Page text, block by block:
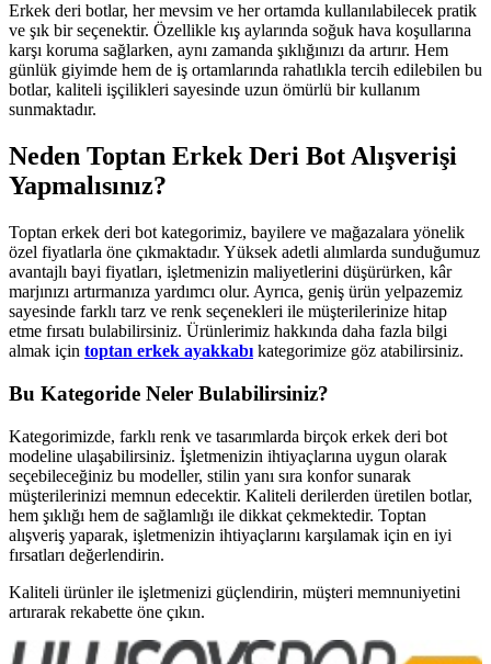
Erkek deri botlar, her mevsim ve her ortamda kullanılabilecek pratik
ve şık bir seçenektir. Özellikle kış aylarında soğuk hava koşullarına
karşı koruma sağlarken, aynı zamanda şıklığınızı da artırır. Hem
günlük giyimde hem de iş ortamlarında rahatlıkla tercih edilebilen bu
botlar, kaliteli işçilikleri sayesinde uzun ömürlü bir kullanım
sunmaktadır.
Neden Toptan Erkek Deri Bot Alışverişi
Yapmalısınız?
Toptan erkek deri bot kategorimiz, bayilere ve mağazalara yönelik
özel fiyatlarla öne çıkmaktadır. Yüksek adetli alımlarda sunduğumuz
avantajlı bayi fiyatları, işletmenizin maliyetlerini düşürürken, kâr
marjınızı artırmanıza yardımcı olur. Ayrıca, geniş ürün yelpazemiz
sayesinde farklı tarz ve renk seçenekleri ile müşterilerinize hitap
etme fırsatı bulabilirsiniz. Ürünlerimiz hakkında daha fazla bilgi
almak için toptan erkek ayakkabı kategorimize göz atabilirsiniz.
Bu Kategoride Neler Bulabilirsiniz?
Kategorimizde, farklı renk ve tasarımlarda birçok erkek deri bot
modeline ulaşabilirsiniz. İşletmenizin ihtiyaçlarına uygun olarak
seçebileceğiniz bu modeller, stilin yanı sıra konfor sunarak
müşterilerinizi memnun edecektir. Kaliteli derilerden üretilen botlar,
hem şıklığı hem de sağlamlığı ile dikkat çekmektedir. Toptan
alışveriş yaparak, işletmenizin ihtiyaçlarını karşılamak için en iyi
fırsatları değerlendirin.
Kaliteli ürünler ile işletmenizi güçlendirin, müşteri memnuniyetini
artırarak rekabette öne çıkın.